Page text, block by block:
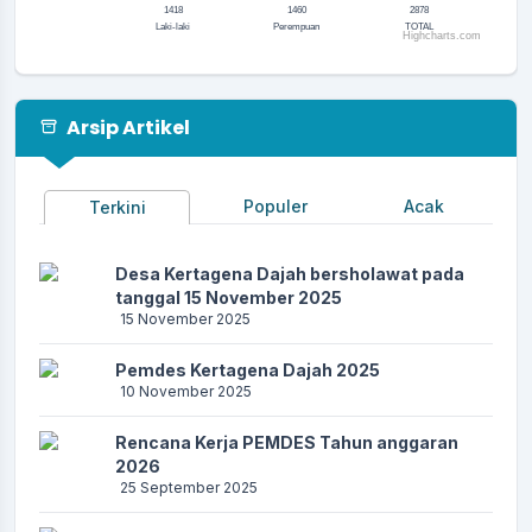
1418
Laki-laki
1460
Perempuan
2878
TOTAL
Highcharts.com
Arsip Artikel
Terkini Populer Acak
Desa Kertagena Dajah bersholawat pada
tanggal 15 November 2025
15 November 2025
Pemdes Kertagena Dajah 2025
10 November 2025
Rencana Kerja PEMDES Tahun anggaran
2026
25 September 2025